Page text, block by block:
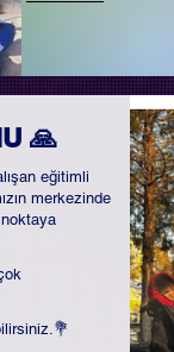
🙏
eğitimli
merkezinde